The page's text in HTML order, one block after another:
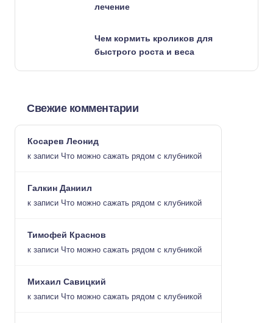
лечение
Чем кормить кроликов для
быстрого роста и веса
Свежие комментарии
Косарев Леонид
к записи Что можно сажать рядом с клубникой
Галкин Даниил
к записи Что можно сажать рядом с клубникой
Тимофей Краснов
к записи Что можно сажать рядом с клубникой
Михаил Савицкий
к записи Что можно сажать рядом с клубникой